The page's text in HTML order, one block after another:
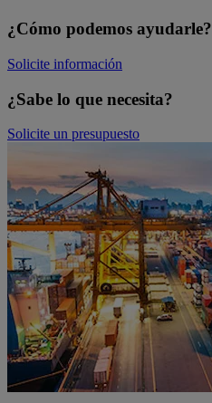
¿Cómo podemos ayudarle?
Solicite información
¿Sabe lo que necesita?
Solicite un presupuesto